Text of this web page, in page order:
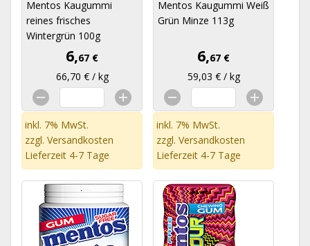
Mentos Kaugummi
reines frisches
Wintergrün 100g
6,67 €
66,70 € / kg
inkl. 7% MwSt.
zzgl. Versandkosten
Lieferzeit 4-7 Tage
Mentos Kaugummi Weiß
Grün Minze 113g
6,67 €
59,03 € / kg
inkl. 7% MwSt.
zzgl. Versandkosten
Lieferzeit 4-7 Tage